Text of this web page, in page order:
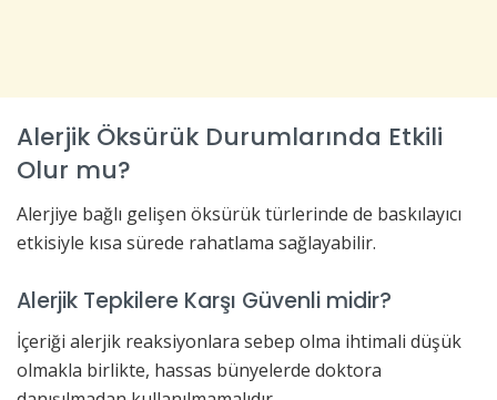
Alerjik Öksürük Durumlarında Etkili
Olur mu?
Alerjiye bağlı gelişen öksürük türlerinde de baskılayıcı
etkisiyle kısa sürede rahatlama sağlayabilir.
Alerjik Tepkilere Karşı Güvenli midir?
İçeriği alerjik reaksiyonlara sebep olma ihtimali düşük
olmakla birlikte, hassas bünyelerde doktora